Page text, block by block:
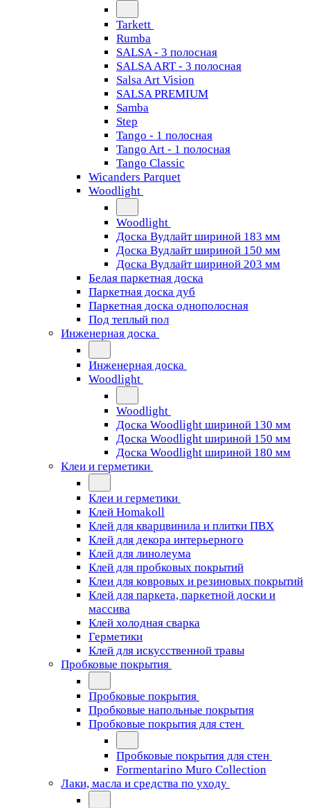
Tarkett
Rumba
SALSA - 3 полосная
SALSA ART - 3 полосная
Salsa Art Vision
SALSA PREMIUM
Samba
Step
Tango - 1 полосная
Tango Art - 1 полосная
Tango Classiс
Wicanders Parquet
Woodlight
Woodlight
Доска Вудлайт шириной 183 мм
Доска Вудлайт шириной 150 мм
Доска Вудлайт шириной 203 мм
Белая паркетная доска
Паркетная доска дуб
Паркетная доска однополосная
Под теплый пол
Инженерная доска
Инженерная доска
Woodlight
Woodlight
Доска Woodlight шириной 130 мм
Доска Woodlight шириной 150 мм
Доска Woodlight шириной 180 мм
Клеи и герметики
Клеи и герметики
Клей Homakoll
Клей для кварцвинила и плитки ПВХ
Клей для декора интерьерного
Клей для линолеума
Клей для пробковых покрытий
Клеи для ковровых и резиновых покрытий
Клей для паркета, паркетной доски и
массива
Клей холодная сварка
Герметики
Клей для искусственной травы
Пробковые покрытия
Пробковые покрытия
Пробковые напольные покрытия
Пробковые покрытия для стен
Пробковые покрытия для стен
Formentarino Muro Collection
Лаки, масла и средства по уходу